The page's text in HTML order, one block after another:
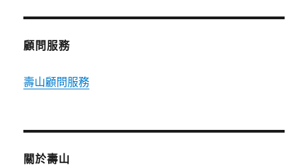
顧問服務
壽山顧問服務
關於壽山